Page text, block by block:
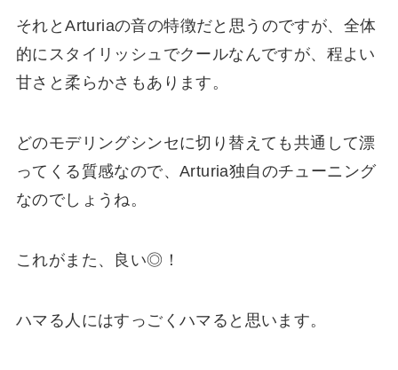
それとArturiaの音の特徴だと思うのですが、全体
的にスタイリッシュでクールなんですが、程よい
甘さと柔らかさもあります。
どのモデリングシンセに切り替えても共通して漂
ってくる質感なので、Arturia独自のチューニング
なのでしょうね。
これがまた、良い◎！
ハマる人にはすっごくハマると思います。